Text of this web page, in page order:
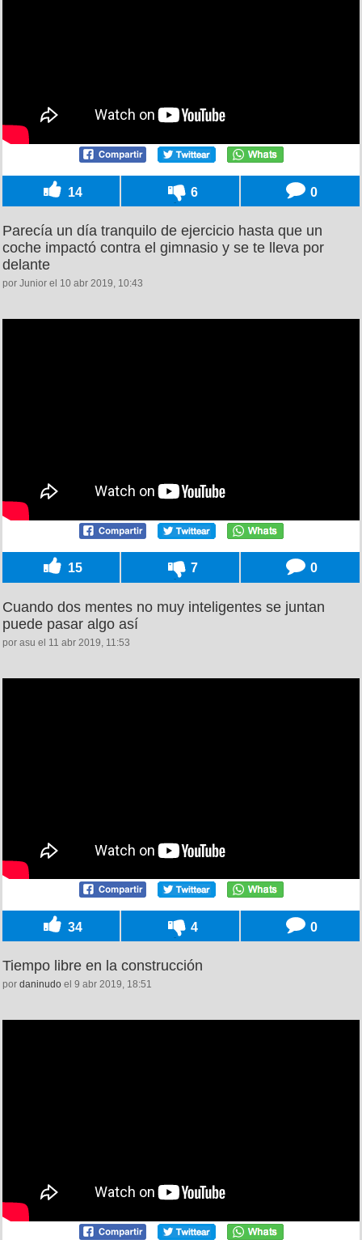
14 6 0
Parecía un día tranquilo de ejercicio hasta que un
coche impactó contra el gimnasio y se te lleva por
delante
por Junior el 10 abr 2019, 10:43
15 7 0
Cuando dos mentes no muy inteligentes se juntan
puede pasar algo así
por asu el 11 abr 2019, 11:53
34 4 0
Tiempo libre en la construcción
por daninudo el 9 abr 2019, 18:51